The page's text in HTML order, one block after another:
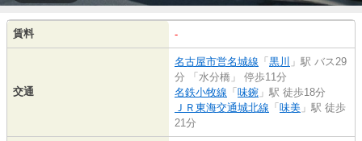
賃料 -
交通
名古屋市営名城線 「 黒川 」駅 バス29
分 「水分橋」 停歩11分
名鉄小牧線 「 味鋺 」駅 徒歩18分
ＪＲ東海交通城北線 「 味美 」駅 徒歩
21分